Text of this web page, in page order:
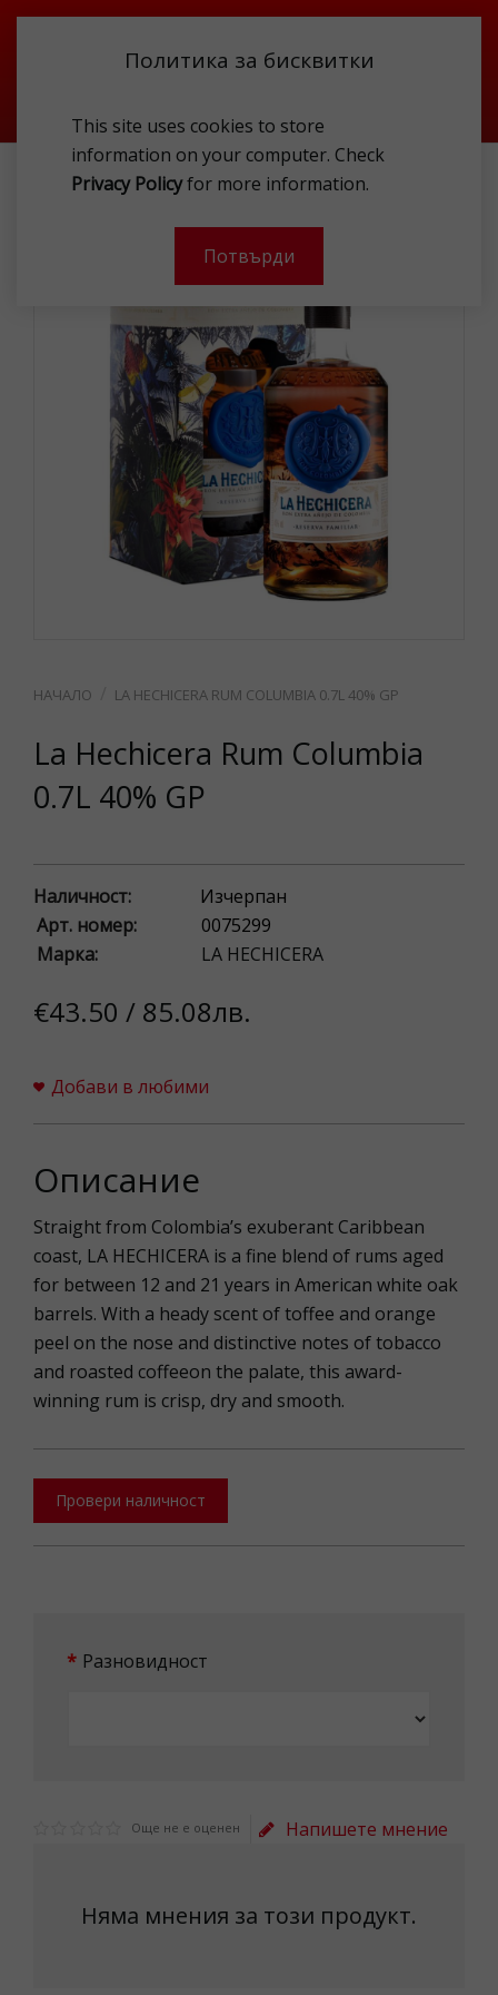
Политика за бисквитки
This site uses cookies to store
information on your computer. Check
Privacy Policyfor more information.
Потвърди
LA HECHICERA RUM COLUMBIA 0.7L 40% GP
LA HECHICERA RUM COLUMBIA 0.7L 40% GP
La Hechicera Rum Columbia
0.7L 40% GP
Наличност:
Изчерпан
Арт. номер:
0075299
Марка:
LA HECHICERA
€43.50 / 85.08лв.
Добави в любими
Описание
Straight from Colombia’s exuberant Caribbean
coast, LA HECHICERA is a fine blend of rums aged
for between 12 and 21 years in American white oak
barrels. With a heady scent of toffee and orange
peel on the nose and distinctive notes of tobacco
and roasted coffeeon the palate, this award-
winning rum is crisp, dry and smooth.
Провери наличност
Разновидност
Още не е оценен Напишете мнение
Няма мнения за този продукт.